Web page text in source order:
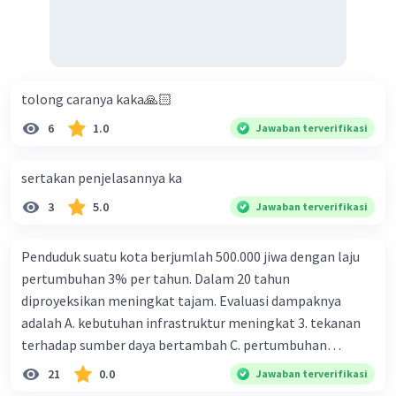
Metode ini dapat dimanfaatkan untuk
memurnikan logam atau mengubah senyawa
logam menjadi bentuk yang lebih mudah
biodeposisi, mikroorganisme digunakan untuk
mengendapkan logam dari larutan elektrolitik
melalui interaksi dengan elektroda logam.
Beri Rating·0.0(0) Balas
tolong caranya kaka🙏🏻
6 1.0 Jawaban terverifikasi
sertakan penjelasannya ka
3 5.0 Jawaban terverifikasi
Penduduk suatu kota berjumlah 500.000 jiwa dengan laju
pertumbuhan 3% per tahun. Dalam 20 tahun
diproyeksikan meningkat tajam. Evaluasi dampaknya
adalah A. kebutuhan infrastruktur meningkat 3. tekanan
terhadap sumber daya bertambah C. pertumbuhan
eksponensial berdampak jangka panjang D. tidak
memengaruhi tata ruang E. proyeksi penduduk penting
21 0.0 Jawaban terverifikasi